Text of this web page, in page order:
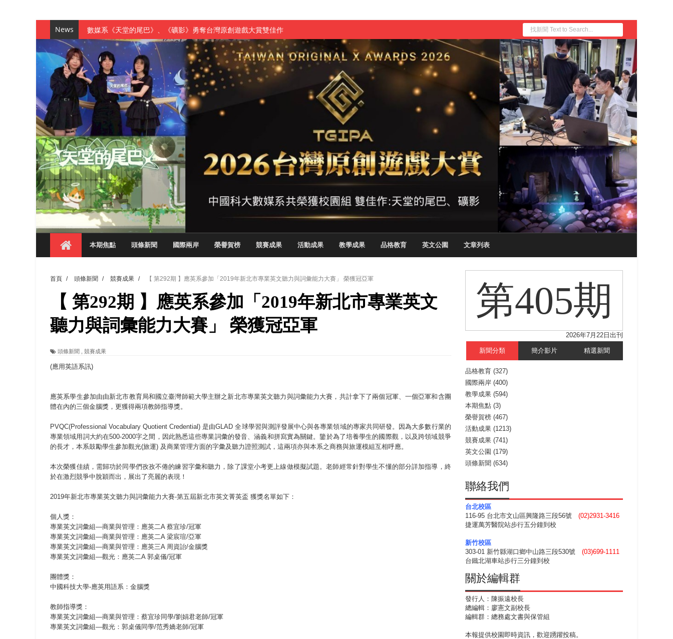
News
數媒系《天堂的尾巴》、《礦影》勇奪台灣原創遊戲大賞雙佳作
師生攜手磨練一個月！觀管系榮獲天籟盃全國大專廣播詞競賽英文組佳作
一銀彭仁主中國科大開講 解密AI時代的金融轉型與數位正義
通識教育中心主辦「114學年度AI英文自我介紹比賽」成績出爐
數據後的溫度：財金系傑出校友共議「人文素養」 點亮智慧金融時代的跨域新局
森城建設股份有限公司捐贈 嘉惠行管系莘莘學子
產學合作新里程！財金系師生參訪中租控股 探索金融實習優勢
英文公園 315期
【 第404期 】影視系榮獲59屆美國休士頓國際影展最高榮譽白金獎
【 第404期 】你抓得到我嗎？數媒系VR新創遊戲抱回金點新秀獎
【 第404期 】數媒系《光影潛歷史》榮獲全國實務專題競賽第一名
【 第404期 】探索空間設計解方 室設系學子於 2026 TSID 提出具體舊建築再利用提案
【 第404期 】從創意到實踐 數媒系學生於技專校院電腦動畫競賽嶄露頭角
【 第404期 】以品格奠基、用領導領航：中國科大雙校區學生會全國賽勇奪佳績
領航AI創先例！ 數媒系錄音室獲「杜比全景聲」與「Wwise」雙認證
觀管系展現跨域創新與實作育人成效 AI智慧餐飲管家獲全國第二名
學務處舉辦「董事長『聊』心室」 上官董事長與青年學子溫馨對談 傳遞品格與智慧力量
成人之美成就學生夢想 菁英學程陪伴財金系學生蛻變成金融新星
金曲陣容強勢進駐！中國科大原民音樂成果展 燃爆傳統與現代
本期焦點 頭條新聞 國際兩岸 榮譽賀榜 競賽成果 活動成果 教學成果 品格教育 英文公園 文章列表
首頁 / 頭條新聞 / 競賽成果 / 【 第292期 】應英系參加「2019年新北市專業英文聽力與詞彙能力大賽」 榮獲冠亞軍
【 第292期 】應英系參加「2019年新北市專業英文
聽力與詞彙能力大賽」 榮獲冠亞軍
頭條新聞 競賽成果
(應用英語系訊)
應英系學生參加由由新北市教育局和國立臺灣師範大學主辦之新北市專業英文聽力與詞彙能力大賽，共計拿下了兩個冠軍、一個亞軍和含團
體在內的三個金腦獎，更獲得兩項教師指導獎。
PVQC(Professional Vocabulary Quotient Credential) 是由GLAD 全球學習與測評發展中心與各專業領域的專家共同研發。因為大多數行業的
專業領域用詞大約在500-2000字之間，因此熟悉這些專業詞彙的發音、涵義和拼寫實為關鍵。鑒於為了培養學生的國際觀，以及跨領域競爭
的長才，本系鼓勵學生參加觀光(旅運) 及商業管理方面的字彙及聽力證照測試，這兩項亦與本系之商務與旅運模組互相呼應。
本次榮獲佳績，需歸功於同學們孜孜不倦的練習字彙和聽力，除了課堂小考更上線做模擬試題。老師經常針對學生不懂的部分詳加指導，終
於在激烈競爭中脫穎而出，展出了亮麗的表現！
2019年新北市專業英文聽力與詞彙能力大賽-第五屆新北市英文菁英盃 獲獎名單如下：
個人獎：
專業英文詞彙組—商業與管理：應英二A 蔡宜珍/冠軍
專業英文詞彙組—商業與管理：應英二A 梁宸瑄/亞軍
專業英文詞彙組—商業與管理：應英三A 周資詒/金腦獎
專業英文詞彙組—觀光：應英二A 郭桌儀/冠軍
團體獎：
中國科技大學-應英用語系：金腦獎
教師指導獎：
專業英文詞彙組—商業與管理：蔡宜珍同學/劉娟君老師/冠軍
專業英文詞彙組—觀光：郭桌儀同學/范秀嬌老師/冠軍
第405期
2026年7月22日出刊
新聞分類 簡介影片 精選新聞
品格教育 (327)
國際兩岸 (400)
教學成果 (594)
本期焦點 (3)
榮譽賀榜 (467)
活動成果 (1213)
競賽成果 (741)
英文公園 (179)
頭條新聞 (634)
聯絡我們
台北校區
116-95 台北市文山區興隆路三段56號 (02)2931-3416
捷運萬芳醫院站步行五分鐘到校
新竹校區
303-01 新竹縣湖口鄉中山路三段530號 (03)699-1111
台鐵北湖車站步行三分鐘到校
關於編輯群
發行人：陳振遠校長
總編輯：廖憲文副校長
編輯群：總務處文書與保管組
本報提供校園即時資訊，歡迎踴躍投稿。